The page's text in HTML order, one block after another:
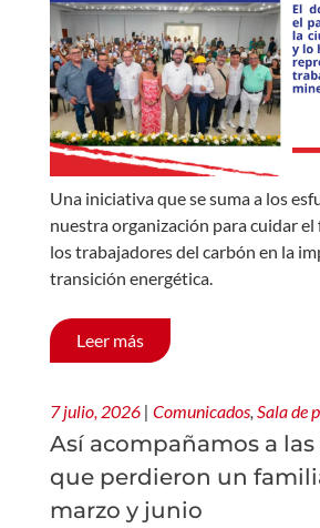
Una iniciativa que se suma a los
nuestra organización para cuidar
los trabajadores del carbón en la
transición energética.
Leer más
7 julio, 2026 | Comunicados Sala de
Así acompañamos a
que perdieron un
marzo y junio